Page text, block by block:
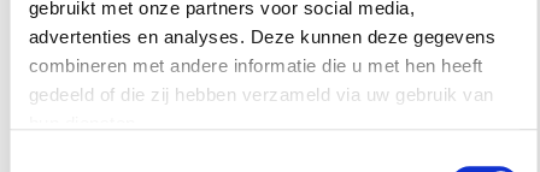
gebruikt met onze partners voor social media,
advertenties en analyses. Deze kunnen deze gegevens
combineren met andere informatie die u met hen heeft
gedeeld of die zij hebben verzameld via uw gebruik van
delen via verschillende social mediakanalen, zoals
Facebook en Twitter. Aanvullende tip van Residence: Ga
niet blind af op deze app, maar bekijk de kleur ook op